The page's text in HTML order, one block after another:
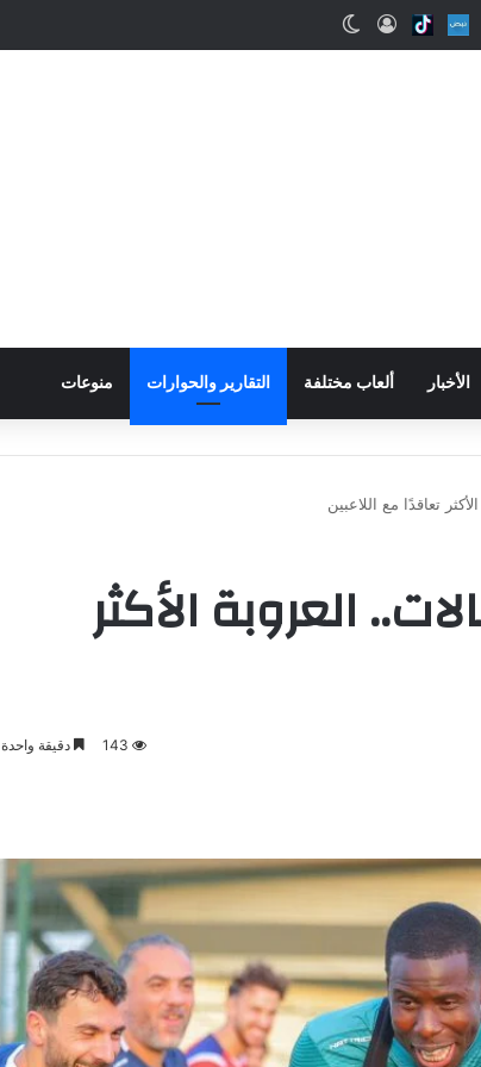
Snapchat
Nabd
Tiktokتسجيل الدخول
الأخبار ألعاب مختلفة التقارير والحوارات منوعات
تعاقدًا مع اللاعبين
العروبة الأكثر
143 دقيقة واحدة